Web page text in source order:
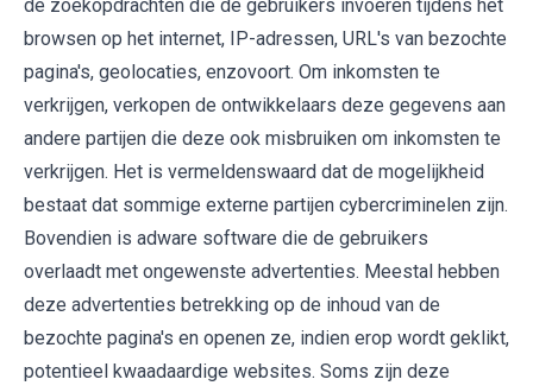
de zoekopdrachten die de gebruikers invoeren tijdens het
browsen op het internet, IP-adressen, URL's van bezochte
pagina's, geolocaties, enzovoort. Om inkomsten te
verkrijgen, verkopen de ontwikkelaars deze gegevens aan
andere partijen die deze ook misbruiken om inkomsten te
verkrijgen. Het is vermeldenswaard dat de mogelijkheid
bestaat dat sommige externe partijen cybercriminelen zijn.
Bovendien is adware software die de gebruikers
overlaadt met ongewenste advertenties. Meestal hebben
deze advertenties betrekking op de inhoud van de
bezochte pagina's en openen ze, indien erop wordt geklikt,
potentieel kwaadaardige websites. Soms zijn deze